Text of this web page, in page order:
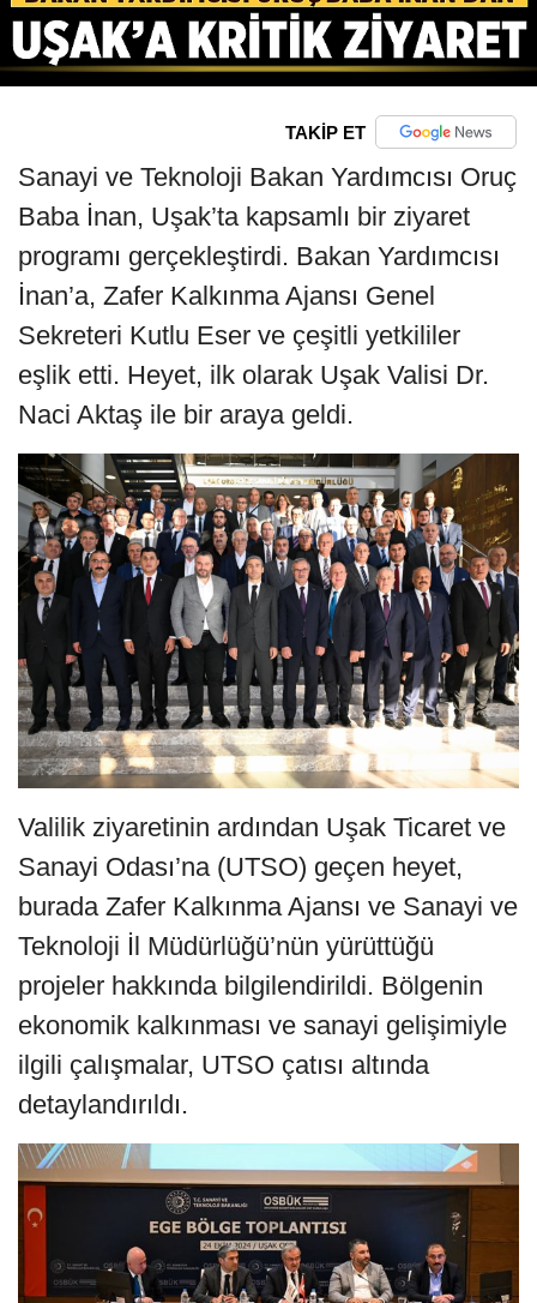
TAKİP ET
Sanayi ve Teknoloji Bakan Yardımcısı Oruç
Baba İnan, Uşak’ta kapsamlı bir ziyaret
programı gerçekleştirdi. Bakan Yardımcısı
İnan’a, Zafer Kalkınma Ajansı Genel
Sekreteri Kutlu Eser ve çeşitli yetkililer
eşlik etti. Heyet, ilk olarak Uşak Valisi Dr.
Naci Aktaş ile bir araya geldi.
Valilik ziyaretinin ardından Uşak Ticaret ve
Sanayi Odası’na (UTSO) geçen heyet,
burada Zafer Kalkınma Ajansı ve Sanayi ve
Teknoloji İl Müdürlüğü’nün yürüttüğü
projeler hakkında bilgilendirildi. Bölgenin
ekonomik kalkınması ve sanayi gelişimiyle
ilgili çalışmalar, UTSO çatısı altında
detaylandırıldı.